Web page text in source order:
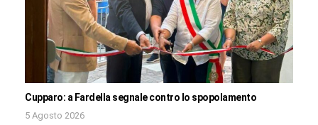
Cupparo: a Fardella segnale contro lo spopolamento
5 Agosto 2026